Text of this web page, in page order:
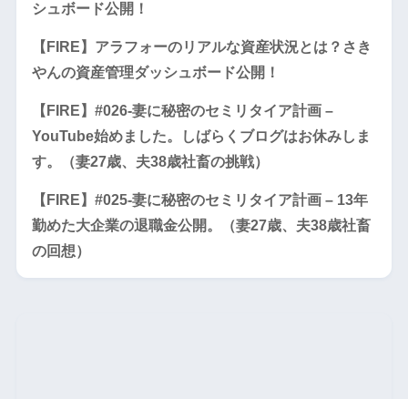
シュボード公開！
【FIRE】アラフォーのリアルな資産状況とは？さき
やんの資産管理ダッシュボード公開！
【FIRE】#026-妻に秘密のセミリタイア計画 –
YouTube始めました。しばらくブログはお休みしま
す。（妻27歳、夫38歳社畜の挑戦）
【FIRE】#025-妻に秘密のセミリタイア計画 – 13年
勤めた大企業の退職金公開。（妻27歳、夫38歳社畜
の回想）